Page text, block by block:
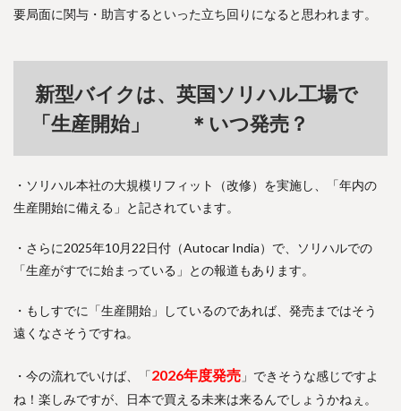
要局面に関与・助言するといった立ち回りになると思われます。
新型バイクは、英国ソリハル工場で
「生産開始」 ＊いつ発売？
・ソリハル本社の大規模リフィット（改修）を実施し、「年内の
生産開始に備える」と記されています。
・さらに2025年10月22日付（Autocar India）で、ソリハルでの
「生産がすでに始まっている」との報道もあります。
・もしすでに「生産開始」しているのであれば、発売まではそう
遠くなさそうですね。
・今の流れでいけば、「2026年度発売 」できそうな感じですよ
ね！楽しみですが、日本で買える未来は来るんでしょうかねぇ。